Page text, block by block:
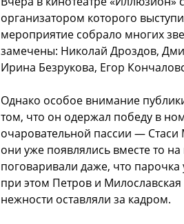
организатором которого
мероприятие собрало многих
замечены: Николай Дроздов,
Ирина Безрукова, Егор
Однако особое внимание
том, что он одержал победу в
очаровательной пассии —
они уже появлялись вместе то
поговаривали даже, что
при этом Петров и
нежности оставляли за кадром.